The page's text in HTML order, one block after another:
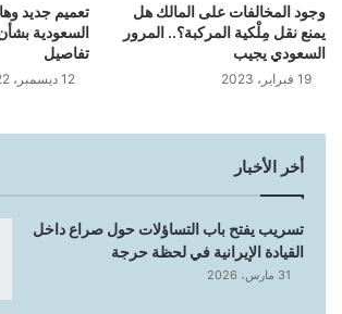
وجود المخالفات على المالك هل
يمنع نقل مِلْكية المركبة؟.. المرور
السعودي يجيب
19 فبراير، 2023
تعميم جديد
السعودية
تفاصيل
12 ديسمبر، 2022
أخر الأخبار
تسريب يفتح باب التساؤلات حول صراع داخل
القيادة الإيرانية في لحظة حرجة
31 مارس، 2026